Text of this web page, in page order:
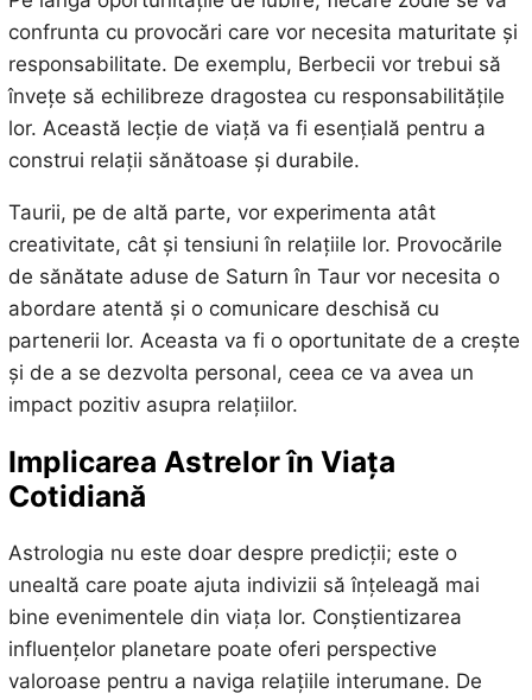
confrunta cu provocări care vor necesita maturitate și
responsabilitate. De exemplu, Berbecii vor trebui să
învețe să echilibreze dragostea cu responsabilitățile
lor. Această lecție de viață va fi esențială pentru a
construi relații sănătoase și durabile.
Taurii, pe de altă parte, vor experimenta atât
creativitate, cât și tensiuni în relațiile lor. Provocările
de sănătate aduse de Saturn în Taur vor necesita o
abordare atentă și o comunicare deschisă cu
partenerii lor. Aceasta va fi o oportunitate de a crește
și de a se dezvolta personal, ceea ce va avea un
impact pozitiv asupra relațiilor.
Implicarea Astrelor în Viața
Cotidiană
Astrologia nu este doar despre predicții; este o
unealtă care poate ajuta indivizii să înțeleagă mai
bine evenimentele din viața lor. Conștientizarea
influențelor planetare poate oferi perspective
valoroase pentru a naviga relațiile interumane. De